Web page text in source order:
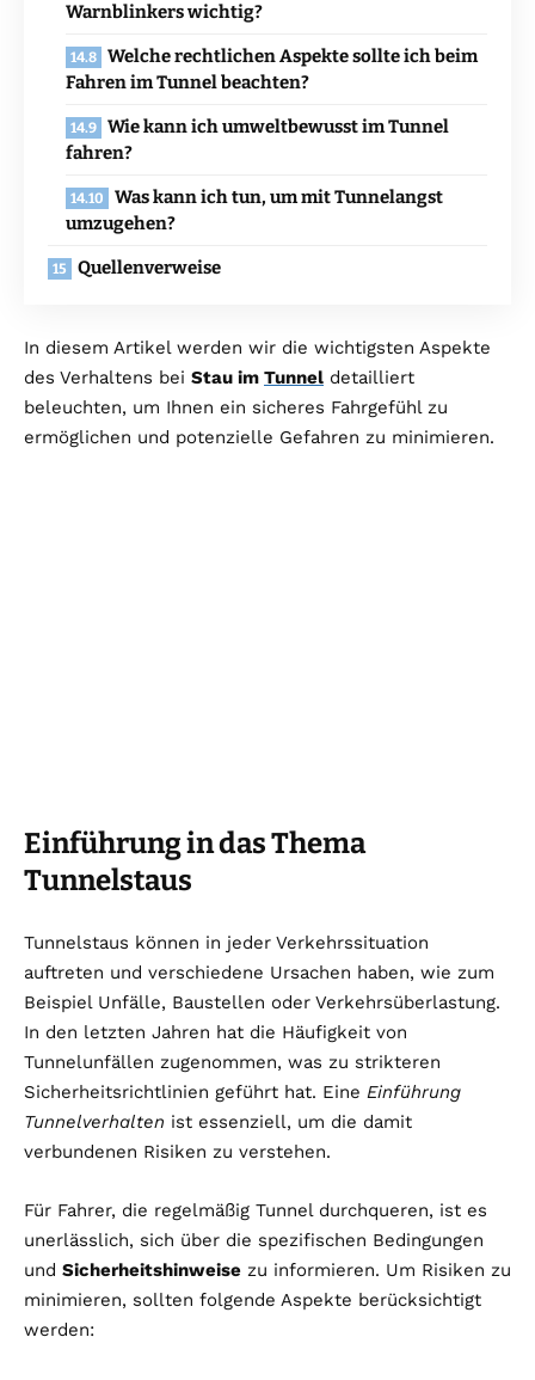
Warnblinkers wichtig?
Welche rechtlichen Aspekte sollte ich beim
Fahren im Tunnel beachten?
Wie kann ich umweltbewusst im Tunnel
fahren?
Was kann ich tun, um mit Tunnelangst
umzugehen?
Quellenverweise
In diesem Artikel werden wir die wichtigsten Aspekte
des Verhaltens bei Stau im Tunnel detailliert
beleuchten, um Ihnen ein sicheres Fahrgefühl zu
ermöglichen und potenzielle Gefahren zu minimieren.
Einführung in das Thema
Tunnelstaus
Tunnelstaus können in jeder Verkehrssituation
auftreten und verschiedene Ursachen haben, wie zum
Beispiel Unfälle, Baustellen oder Verkehrsüberlastung.
In den letzten Jahren hat die Häufigkeit von
Tunnelunfällen zugenommen, was zu strikteren
Sicherheitsrichtlinien geführt hat. Eine Einführung
Tunnelverhalten ist essenziell, um die damit
verbundenen Risiken zu verstehen.
Für Fahrer, die regelmäßig Tunnel durchqueren, ist es
unerlässlich, sich über die spezifischen Bedingungen
und Sicherheitshinweise zu informieren. Um Risiken zu
minimieren, sollten folgende Aspekte berücksichtigt
werden: